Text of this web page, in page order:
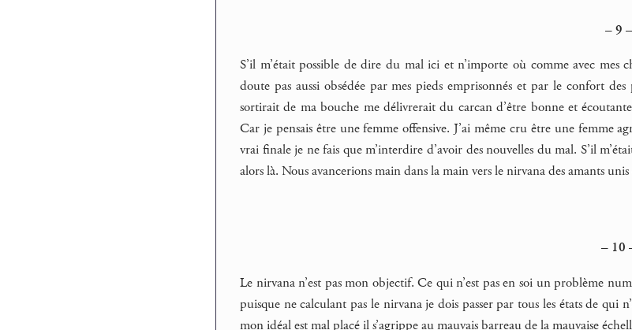
– 9 –
S’il m’était possible de dire du mal ici et n’importe où comme avec mes
doute pas aussi obsédée par mes pieds emprisonnés et par le confort
sortirait de ma bouche me délivrerait du carcan d’être bonne et
Car je pensais être une femme offensive. J’ai même cru être une femme
vrai finale je ne fais que m’interdire d’avoir des nouvelles du mal. S’il
alors là. Nous avancerions main dans la main vers le nirvana des amants
– 10
Le nirvana n’est pas mon objectif. Ce qui n’est pas en soi un problème
puisque ne calculant pas le nirvana je dois passer par tous les états de qui
mon idéal est mal placé il s’agrippe au mauvais barreau de la mauvaise